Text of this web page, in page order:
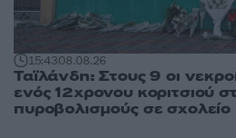
15:4308.08.26
Ταϊλάνδη: Στους 9 οι
ενός 12χρονου κοριτσιού
πυροβολισμούς σε σχολείο